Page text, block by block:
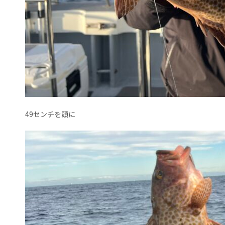
49センチを頭に